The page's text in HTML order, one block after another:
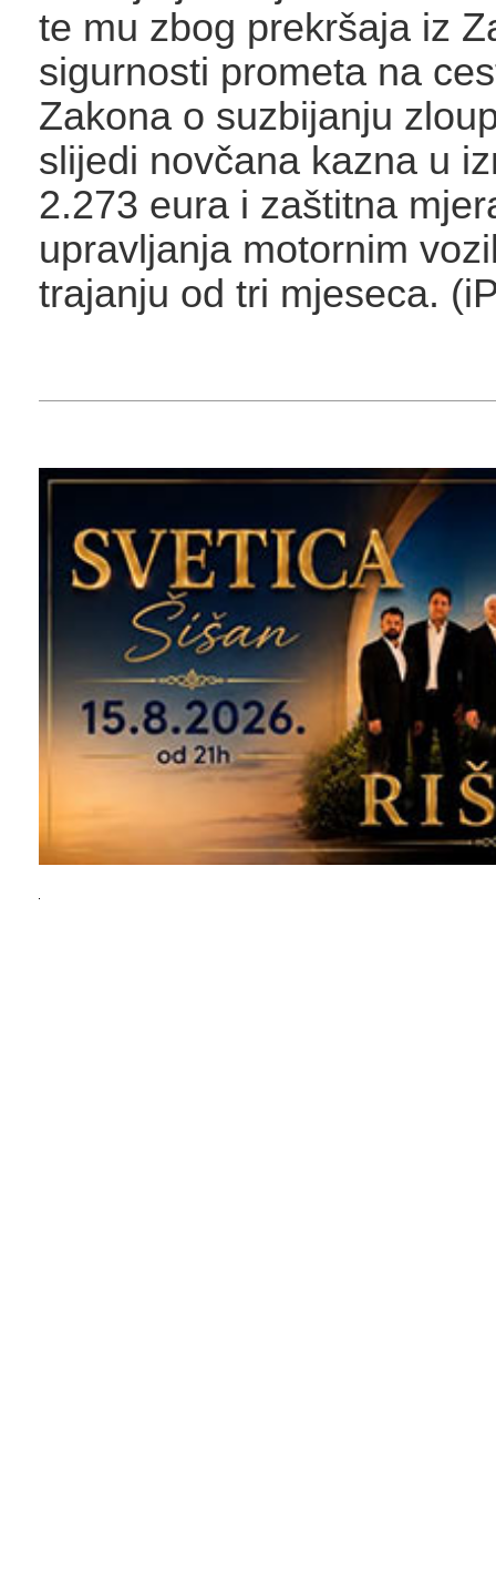
te mu zbog prekršaja iz
sigurnosti prometa na
Zakona o suzbijanju
slijedi novčana kazna u
2.273 eura i zaštitna
upravljanja motornim
trajanju od tri mjeseca.